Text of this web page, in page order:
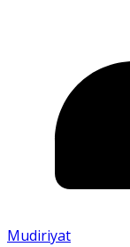
Mudiriyat